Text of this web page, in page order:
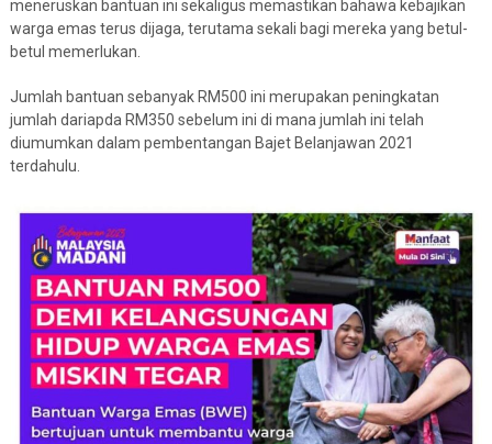
meneruskan bantuan ini sekaligus memastikan bahawa kebajikan
warga emas terus dijaga, terutama sekali bagi mereka yang betul-
betul memerlukan.
Jumlah bantuan sebanyak RM500 ini merupakan peningkatan
jumlah dariapda RM350 sebelum ini di mana jumlah ini telah
diumumkan dalam pembentangan Bajet Belanjawan 2021
terdahulu.